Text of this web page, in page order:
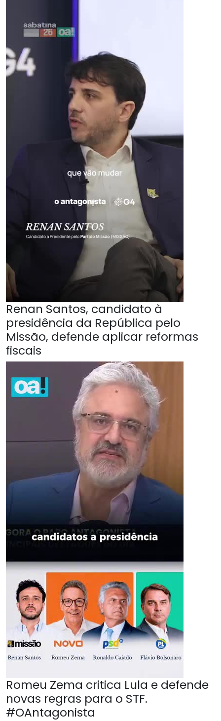
Renan Santos, candidato à
presidência da República pelo
Missão, defende aplicar reformas
fiscais
Romeu Zema critica Lula e defende
novas regras para o STF.
#OAntagonista